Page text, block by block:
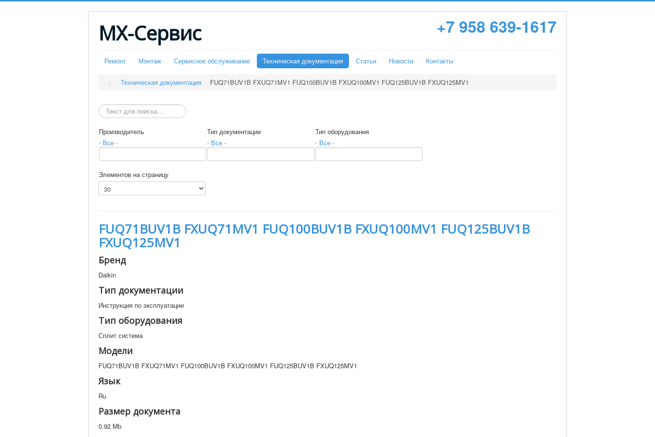
МХ-Сервис +7 958 639-1617
Ремонт Монтаж Сервисное обслуживание Техническая документация Статьи Новости Контакты
Техническая документация
FUQ71BUV1B FXUQ71MV1 FUQ100BUV1B FXUQ100MV1 FUQ125BUV1B FXUQ125MV1
Производитель
- Все -
Тип документации
- Все -
Тип оборудования
- Все -
Элементов на страницу
FUQ71BUV1B FXUQ71MV1 FUQ100BUV1B FXUQ100MV1 FUQ125BUV1B
FXUQ125MV1
Бренд
Daikin
Тип документации
Инструкция по эксплуатации
Тип оборудования
Сплит система
Модели
FUQ71BUV1B FXUQ71MV1 FUQ100BUV1B FXUQ100MV1 FUQ125BUV1B FXUQ125MV1
Язык
Ru
Размер документа
0.92 Mb